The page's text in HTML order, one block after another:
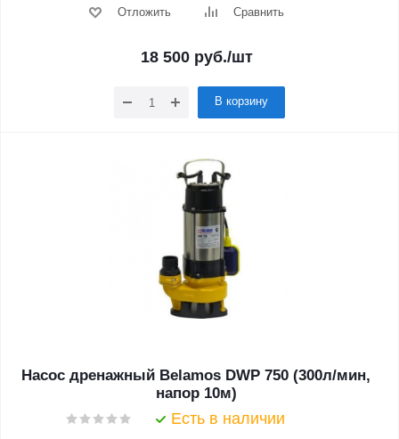
Отложить Сравнить
18 500руб./шт
В корзину
Насос дренажный Belamos DWP 750 (300л/мин,
напор 10м)
Есть в наличии